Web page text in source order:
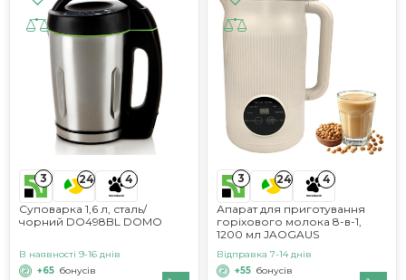
3 24 4
Суповарка 1,6 л, сталь/
чорний DO498BL DOMO
В наявності 9-16 днів
+65 бонусів
3 24 4
Апарат для приготування
горіхового молока 8-в-1,
1200 мл JAOGAUS
Відправка 7-14 днів
+55 бонусів